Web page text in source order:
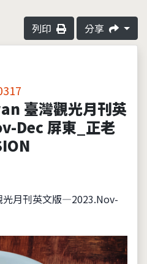
列印 分享
臺灣觀光月刊英
Dec 屏東_正老
光月刊英文版—2023.Nov-